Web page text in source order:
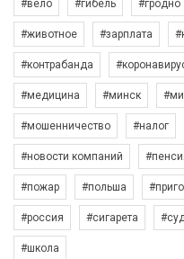
#вело #гибель #гродно
#животное #зарплата
#контрабанда
#медицина #минск
#мошенничество #налог
#новости компаний
#пожар #польша
#россия #сигарета #суд
#школа